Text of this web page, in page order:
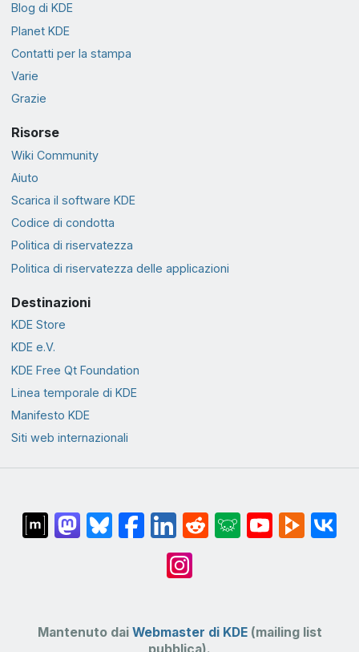
Blog di KDE
Planet KDE
Contatti per la stampa
Varie
Grazie
Risorse
Wiki Community
Aiuto
Scarica il software KDE
Codice di condotta
Politica di riservatezza
Politica di riservatezza delle applicazioni
Destinazioni
KDE Store
KDE e.V.
KDE Free Qt Foundation
Linea temporale di KDE
Manifesto KDE
Siti web internazionali
Mantenuto dai Webmaster di KDE(mailing list